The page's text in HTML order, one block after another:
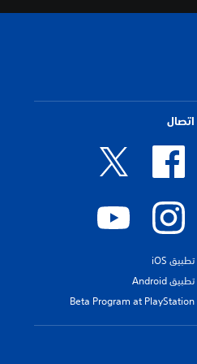
اتصال
تطبيق iOS
تطبيق Android
Beta Program at PlayStation